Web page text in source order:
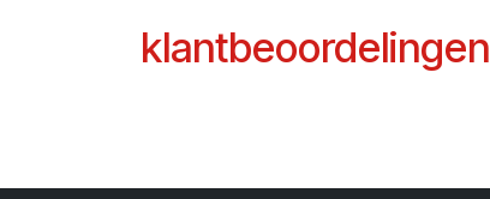
klantbeoordelingen